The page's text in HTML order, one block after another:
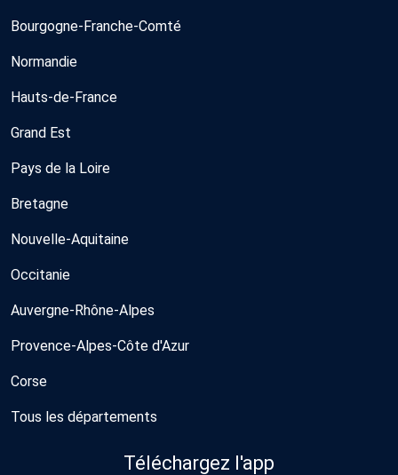
Bourgogne-Franche-Comté
Normandie
Hauts-de-France
Grand Est
Pays de la Loire
Bretagne
Nouvelle-Aquitaine
Occitanie
Auvergne-Rhône-Alpes
Provence-Alpes-Côte d'Azur
Corse
Tous les départements
Téléchargez l'app